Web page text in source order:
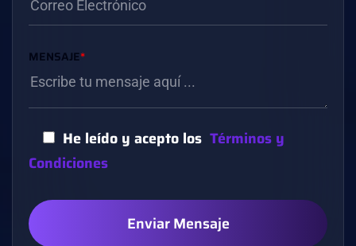
MENSAJE*
He leído y acepto los Términos y
Condiciones
Enviar Mensaje